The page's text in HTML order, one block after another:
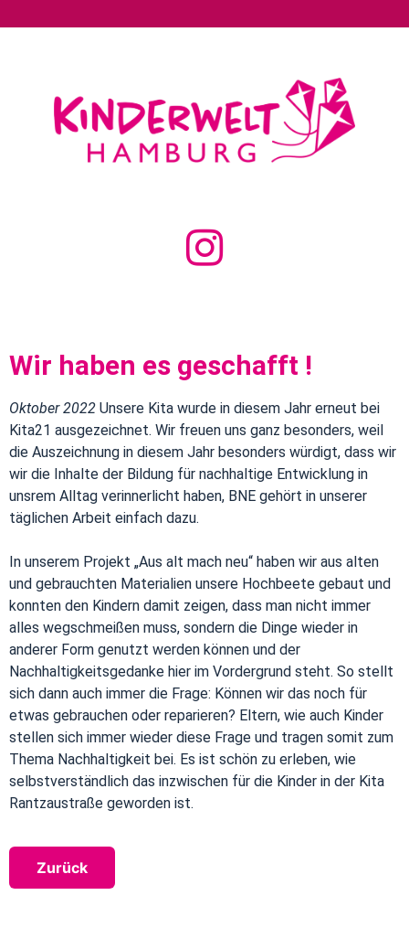
Wir haben es geschafft !
Oktober 2022 Unsere Kita wurde in diesem Jahr erneut bei
Kita21 ausgezeichnet. Wir freuen uns ganz besonders, weil
die Auszeichnung in diesem Jahr besonders würdigt, dass wir
wir die Inhalte der Bildung für nachhaltige Entwicklung in
unsrem Alltag verinnerlicht haben, BNE gehört in unserer
täglichen Arbeit einfach dazu.
In unserem Projekt „Aus alt mach neu“ haben wir aus alten
und gebrauchten Materialien unsere Hochbeete gebaut und
konnten den Kindern damit zeigen, dass man nicht immer
alles wegschmeißen muss, sondern die Dinge wieder in
anderer Form genutzt werden können und der
Nachhaltigkeitsgedanke hier im Vordergrund steht. So stellt
sich dann auch immer die Frage: Können wir das noch für
etwas gebrauchen oder reparieren? Eltern, wie auch Kinder
stellen sich immer wieder diese Frage und tragen somit zum
Thema Nachhaltigkeit bei. Es ist schön zu erleben, wie
selbstverständlich das inzwischen für die Kinder in der Kita
Rantzaustraße geworden ist.
Zurück